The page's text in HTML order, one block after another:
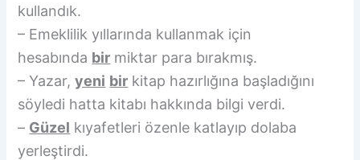
kullandık.
– Emeklilik yıllarında kullanmak için
hesabında bir miktar para bırakmış.
– Yazar,yeni bir kitap hazırlığına başladığını
söyledi hatta kitabı hakkında bilgi verdi.
– Güzel kıyafetleri özenle katlayıp dolaba
yerleştirdi.